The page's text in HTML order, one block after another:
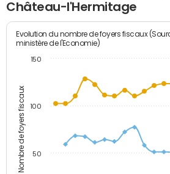
Château-l'Hermitage
Nombre de foyers fiscaux
Evolution du nombre de foyers fiscaux
ministère de l'Economie)
50
100
150